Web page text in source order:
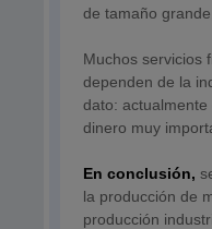
de tamaño
Muchos servicios
dependen de la
dato:
dinero muy
En conclusión,
la producción de
producción